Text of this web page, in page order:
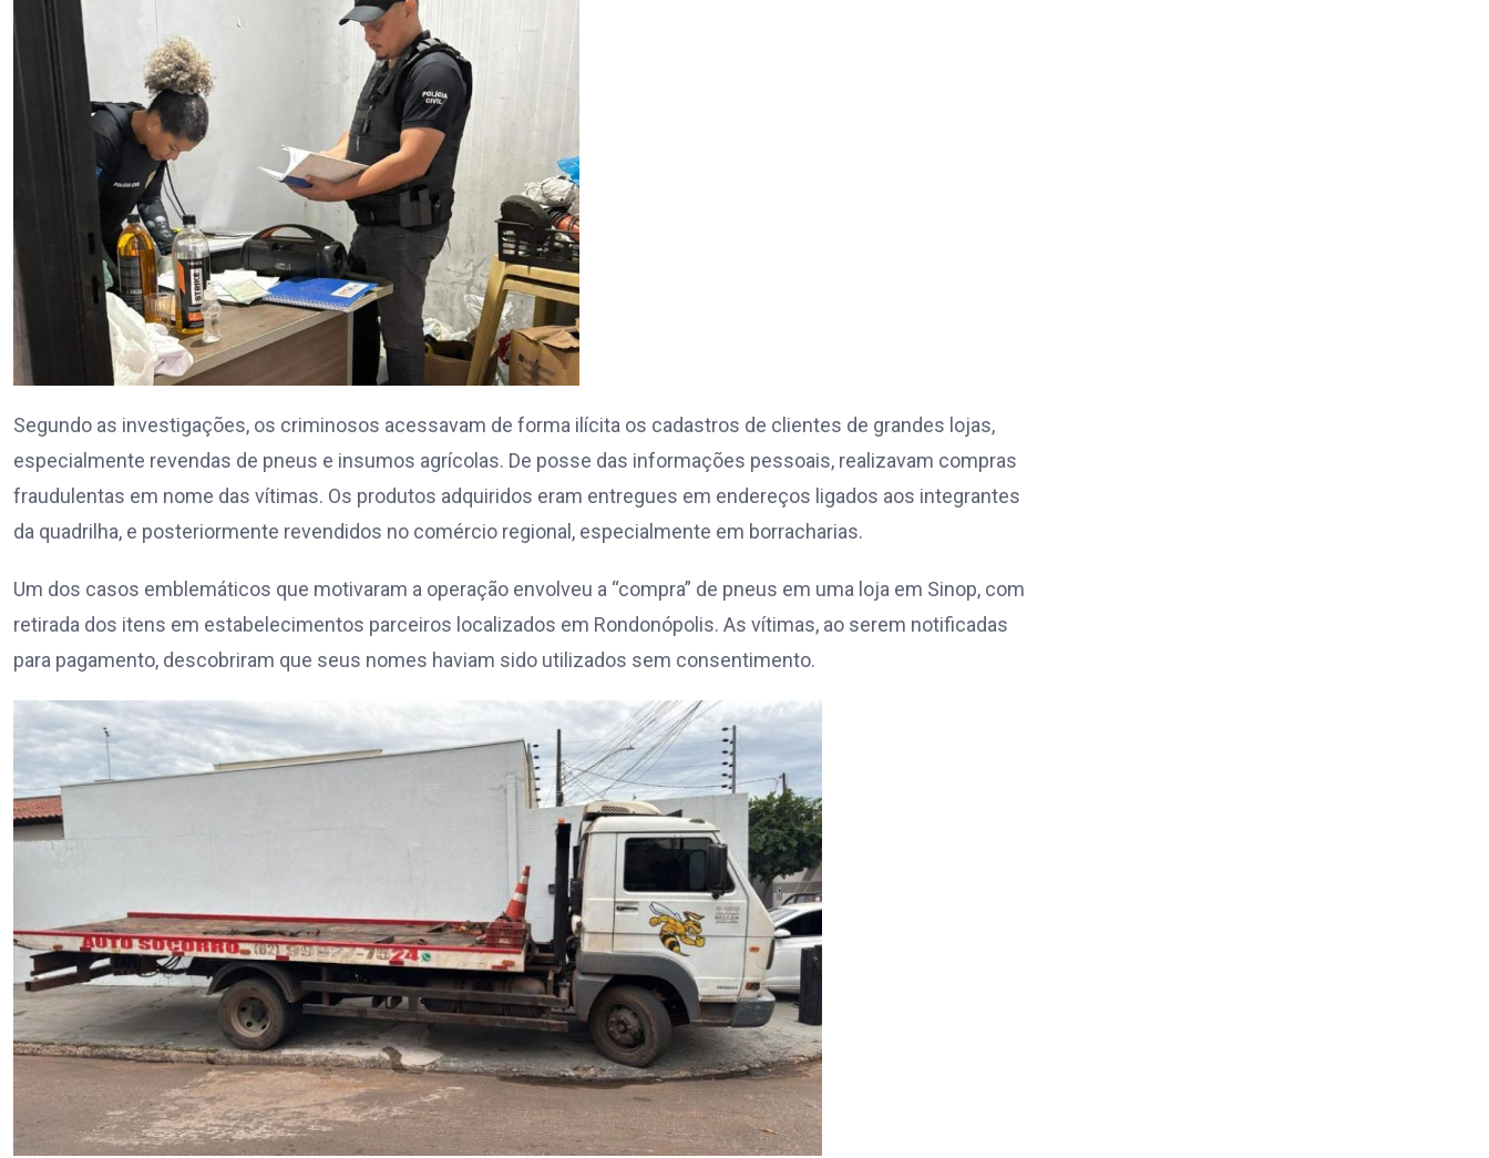
Segundo as investigações, os criminosos acessavam de forma ilícita os cadastros de clientes de grandes lojas,
especialmente revendas de pneus e insumos agrícolas. De posse das informações pessoais, realizavam compras
fraudulentas em nome das vítimas. Os produtos adquiridos eram entregues em endereços ligados aos integrantes
da quadrilha, e posteriormente revendidos no comércio regional, especialmente em borracharias.
Um dos casos emblemáticos que motivaram a operação envolveu a “compra” de pneus em uma loja em Sinop, com
retirada dos itens em estabelecimentos parceiros localizados em Rondonópolis. As vítimas, ao serem notificadas
para pagamento, descobriram que seus nomes haviam sido utilizados sem consentimento.